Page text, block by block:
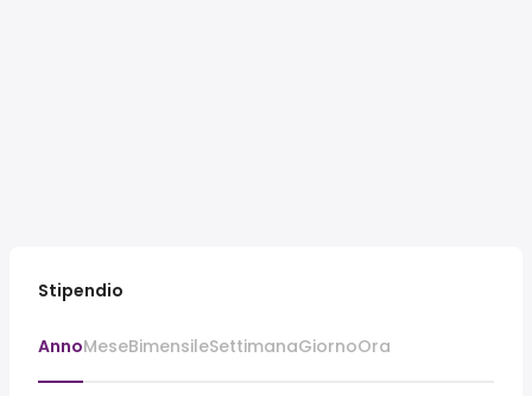
Stipendio
AnnoMeseBimensileSettimanaGiornoOra